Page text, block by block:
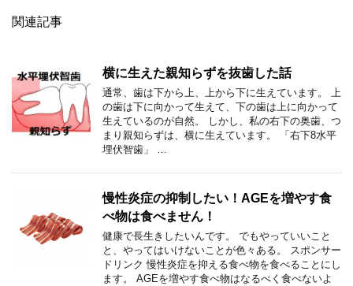
関連記事
横に生えた親知らずを抜歯した話
通常、歯は下から上、上から下に生えています。 上
の歯は下に向かって生えて、下の歯は上に向かって
生えているのが自然。 しかし、私の右下の奥歯、つ
まり親知らずは、横に生えています。 「右下8水平
埋伏智歯」 …
慢性炎症の抑制したい！AGEを増やす食
べ物は食べません！
健康で長生きしたいんです。 でもやっていいこと
と、やってはいけないことが色々ある。 スポンサー
ドリンク 慢性炎症を抑える食べ物を食べることにし
ます。 AGEを増やす食べ物はなるべく食べないよ